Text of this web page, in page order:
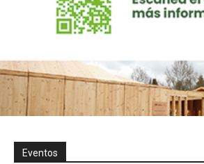
Eventos